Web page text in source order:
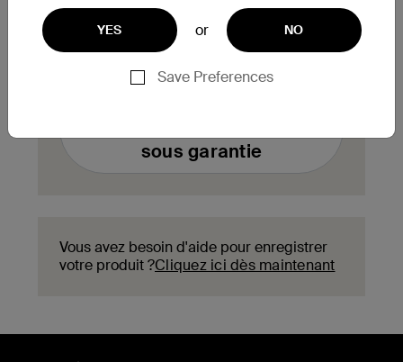
Complétez ici le formulaire de demande
d'échange de produit sous garantie. Notre
équipe vous contactera aussitôt.
sous garantie
Vous avez besoin d'aide pour enregistrer
votre produit ?Cliquez ici dès maintenant
YES or NO
Save Preferences